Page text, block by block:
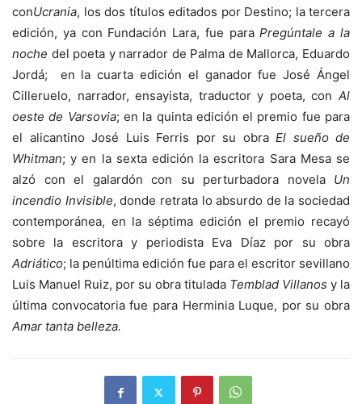
conUcrania, los dos títulos editados por Destino; la tercera
edición, ya con Fundación Lara, fue paraPregúntale a la
noche del poeta y narrador de Palma de Mallorca, Eduardo
Jordá; en la cuarta edición el ganador fue José Ángel
Cilleruelo, narrador, ensayista, traductor y poeta, con Al
oeste de Varsovia; en la quinta edición el premio fue para
el alicantino José Luis Ferris por su obra El sueño de
Whitman; y en la sexta edición la escritora Sara Mesa se
alzó con el galardón con su perturbadora novela Un
incendio Invisible, donde retrata lo absurdo de la sociedad
contemporánea, en la séptima edición el premio recayó
sobre la escritora y periodista Eva Díaz por su obra
Adriático; la penúltima edición fue para el escritor sevillano
Luis Manuel Ruiz, por su obra titulada Temblad Villanos y la
última convocatoria fue para Herminia Luque, por su obra
Amar tanta belleza.